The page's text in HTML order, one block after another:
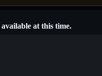
at this time.